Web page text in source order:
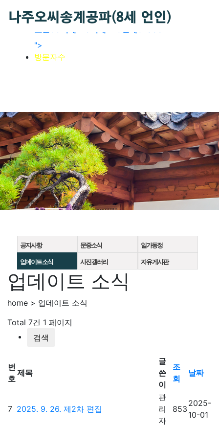
로그인
">
방문자수
공지사항 문중소식 일가동정
업데이트 소식 사진 갤러리 자유 게시판
업데이트 소식
home > 업데이트 소식
Total 7건 1 페이지
검색
번
호
제목
글
쓴
이
조
회
날짜
7 2025. 9. 26. 제2차 편집
관
리
자
853
2025-
10-01